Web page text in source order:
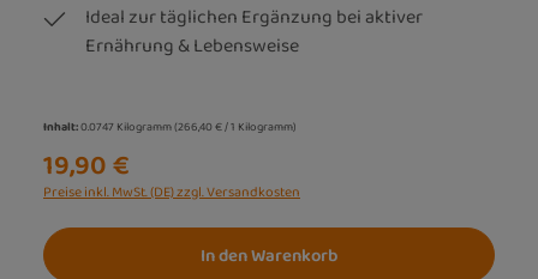
Ideal zur täglichen Ergänzung bei aktiver
Ernährung & Lebensweise
Inhalt:0.0747 Kilogramm(266,40 € / 1 Kilogramm)
19,90 €
Preise inkl. MwSt. (DE) zzgl. Versandkosten
In den Warenkorb